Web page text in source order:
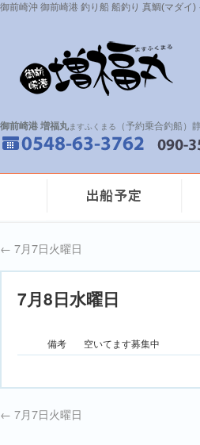
御前崎沖 御前崎港 釣り船 船釣り 真鯛(マダイ
御前崎港 増福丸ますふくまる （予約乗合釣船）
← 7月7日火曜日
7月8日水曜日
備考 空いてます募集中
← 7月7日火曜日